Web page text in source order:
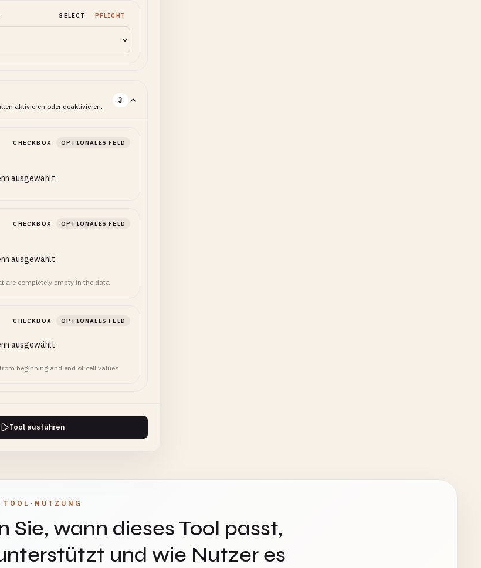
SELECT PFLICHT
aktivieren oder deaktivieren.
3
CHECKBOX OPTIONALES FELD
ausgewählt
CHECKBOX OPTIONALES FELD
ausgewählt
are completely empty in the data
CHECKBOX OPTIONALES FELD
ausgewählt
beginning and end of cell values
Tool ausführen
NUTZUNG
Sie, wann dieses Tool passt,
und wie Nutzer es